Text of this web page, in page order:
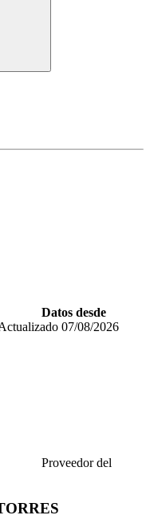
Datos desde
07/08/2026
Proveedor del